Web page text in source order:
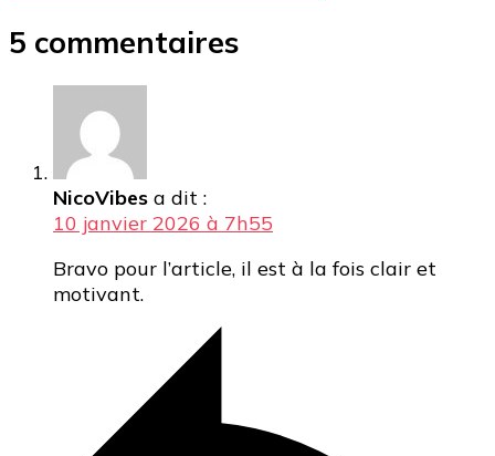
5 commentaires
NicoVibes a dit :
10 janvier 2026 à 7h55
Bravo pour l’article, il est à la fois clair et
motivant.